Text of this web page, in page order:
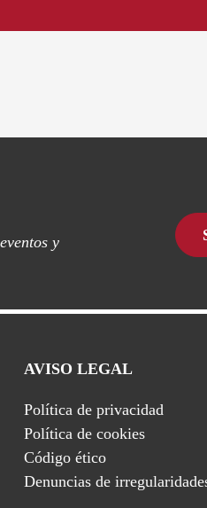
y
AVISO LEGAL
Política de privacidad
Política de cookies
Código ético
Denuncias de